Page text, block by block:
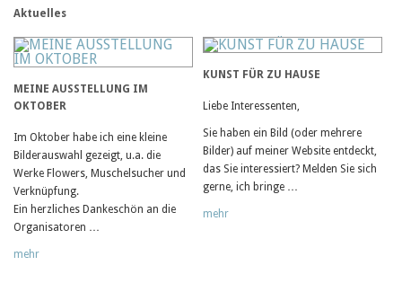
Aktuelles
MEINE AUSSTELLUNG IM
OKTOBER
Im Oktober habe ich eine kleine
Bilderauswahl gezeigt, u.a. die
Werke Flowers, Muschelsucher und
Verknüpfung.
Ein herzliches Dankeschön an die
Organisatoren …
mehr
KUNST FÜR ZU HAUSE
Liebe Interessenten,
Sie haben ein Bild (oder mehrere
Bilder) auf meiner Website entdeckt,
das Sie interessiert? Melden Sie sich
gerne, ich bringe …
mehr